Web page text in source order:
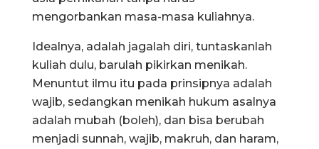
mengorbankan masa-masa kuliahnya.
Idealnya, adalah jagalah diri, tuntaskanlah
kuliah dulu, barulah pikirkan menikah.
Menuntut ilmu itu pada prinsipnya adalah
wajib, sedangkan menikah hukum asalnya
adalah mubah (boleh), dan bisa berubah
menjadi sunnah, wajib, makruh, dan haram,